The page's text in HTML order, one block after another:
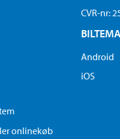
onlinekøb
CVR-nr:
Android
iOS